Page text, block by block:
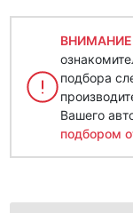
подбора
Вашего
подбором